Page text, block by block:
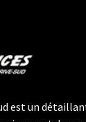
est un